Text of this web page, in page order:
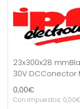
23x300x28
30V DCConector
0,00€
Con impuestos: 0,00€